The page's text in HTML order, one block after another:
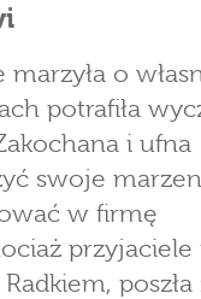
marzyła o
potrafiła
i ufna
swoje
w firmę
przyjaciele
poszła